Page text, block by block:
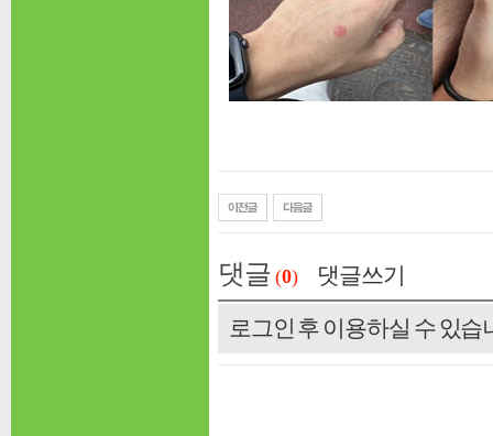
댓글(0)
댓글쓰기
로그인 후 이용하실 수 있